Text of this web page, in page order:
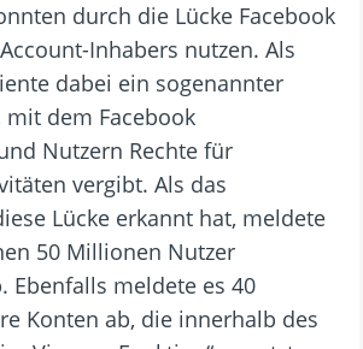
durch die Lücke Facebook
Inhabers nutzen. Als
dabei ein sogenannter
mit dem Facebook
Nutzern Rechte für
vergibt. Als das
Lücke erkannt hat, meldete
50 Millionen Nutzer
Ebenfalls meldete es 40
Konten ab, die innerhalb des